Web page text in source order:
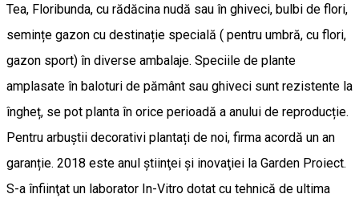
Tea, Floribunda, cu rădăcina nudă sau în ghiveci, bulbi de flori,
semințe gazon cu destinație specială ( pentru umbră, cu flori,
gazon sport) în diverse ambalaje. Speciile de plante
amplasate în baloturi de pământ sau ghiveci sunt rezistente la
îngheț, se pot planta în orice perioadă a anului de reproducție.
Pentru arbuștii decorativi plantați de noi, firma acordă un an
garanție. 2018 este anul ştiinţei şi inovaţiei la Garden Proiect.
S-a înfiinţat un laborator In-Vitro dotat cu tehnică de ultima